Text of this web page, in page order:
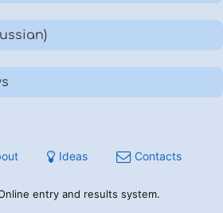
Ideas Contacts
entry and results system.